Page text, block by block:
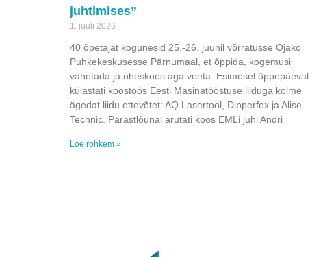
juhtimises”
1. juuli 2026
40 õpetajat kogunesid 25.-26. juunil võrratusse Ojako
Puhkekeskusesse Pärnumaal, et õppida, kogemusi
vahetada ja üheskoos aga veeta. Esimesel õppepäeval
külastati koostöös Eesti Masinatööstuse liiduga kolme
ägedat liidu ettevõtet: AQ Lasertool, Dipperfox ja Alise
Technic. Pärastlõunal arutati koos EMLi juhi Andri
Loe rohkem »